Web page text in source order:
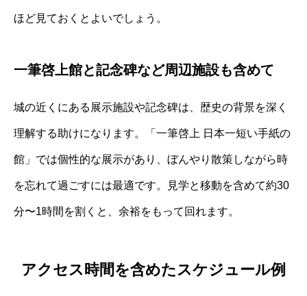
ほど見ておくとよいでしょう。
一筆啓上館と記念碑など周辺施設も含めて
城の近くにある展示施設や記念碑は、歴史の背景を深く
理解する助けになります。「一筆啓上 日本一短い手紙の
館」では個性的な展示があり、ぼんやり散策しながら時
を忘れて過ごすには最適です。見学と移動を含めて約30
分〜1時間を割くと、余裕をもって回れます。
アクセス時間を含めたスケジュール例